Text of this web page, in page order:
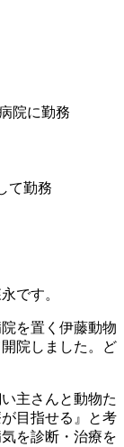
院に勤務
て勤務
です。
を置く伊藤動物
院しました。ど
主さんと動物た
目指せる』と考
を診断・治療を